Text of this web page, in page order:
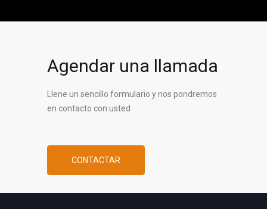
Agendar una llamada
Llene un sencillo formulario y nos pondremos
en contacto con usted
CONTACTAR